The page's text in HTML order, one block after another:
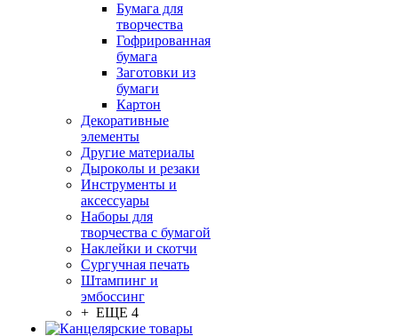
Бумага для
творчества
Гофрированная
бумага
Заготовки из
бумаги
Картон
Декоративные
элементы
Другие материалы
Дыроколы и резаки
Инструменты и
аксессуары
Наборы для
творчества с бумагой
Наклейки и скотчи
Сургучная печать
Штампинг и
эмбоссинг
+ ЕЩЕ 4